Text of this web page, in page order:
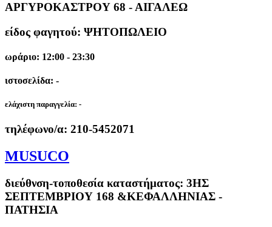
ΑΡΓΥΡΟΚΑΣΤΡΟΥ 68 - ΑΙΓΑΛΕΩ
είδος φαγητού: ΨΗΤΟΠΩΛΕΙΟ
ωράριο: 12:00 - 23:30
ιστοσελίδα: -
ελάχιστη παραγγελία: -
τηλέφωνο/α: 210-5452071
MUSUCO
διεύθνση-τοποθεσία καταστήματος: 3ΗΣ
ΣΕΠΤΕΜΒΡΙΟΥ 168 &ΚΕΦΑΛΛΗΝΙΑΣ -
ΠΑΤΗΣΙΑ